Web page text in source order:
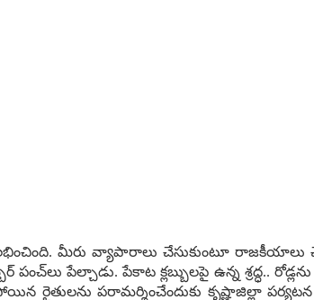
మీరు వ్యాపారాలు చేసుకుంటూ
పేల్చాడు. పేకాట క్ల‌బ్బుల‌పై ఉన్న శ్ర‌ద్ధ‌..
రైతులను ప‌రామర్శించేందుకు కృష్ణాజిల్లా